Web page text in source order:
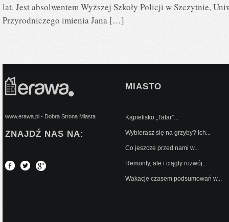
lat. Jest absolwentem Wyższej Szkoły Policji w Szczytnie,
Przyrodniczego imienia Jana […]
www.erawa.pl - Dobra Strona Miasta
ZNAJDŹ NAS NA:
MIASTO
Kąpielisko „Tatar”...
Wybierasz się na grzyby? Ich...
Co jeszcze przed nami w...
Remonty, ale i ciągły rozwój...
Wakacje czasem podsumowań w...